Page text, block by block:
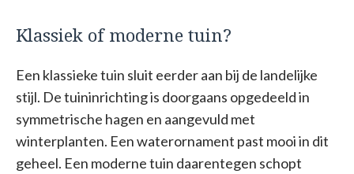
Klassiek of moderne tuin?
Een klassieke tuin sluit eerder aan bij de landelijke
stijl. De tuininrichting is doorgaans opgedeeld in
symmetrische hagen en aangevuld met
winterplanten. Een waterornament past mooi in dit
geheel. Een moderne tuin daarentegen schopt